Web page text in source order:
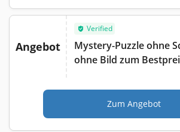
Angebot
Verified
Mystery-Puzzle ohne
ohne Bild zum
Zum Angebot